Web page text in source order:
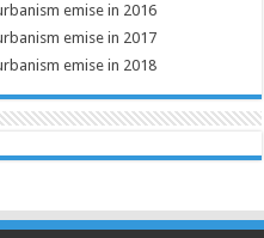
emise in 2016
emise in 2017
emise in 2018